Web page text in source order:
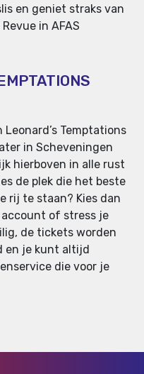
en geniet straks van
in AFAS
Temptations
in Scheveningen
hierboven in alle rust
de plek die het beste
rij te staan? Kies dan
account of stress je
de tickets worden
en je kunt altijd
die voor je